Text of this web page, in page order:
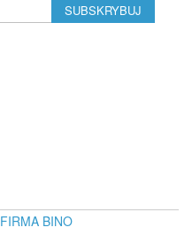
SUBSKRYBUJ
FIRMA BINO